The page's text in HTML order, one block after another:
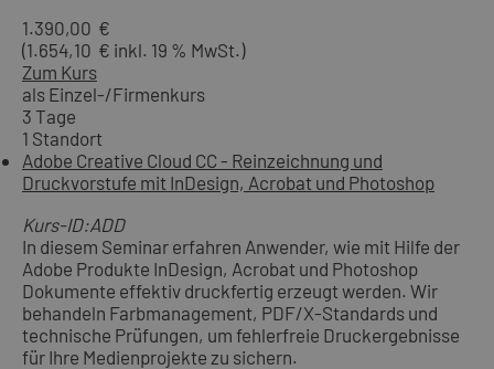
1.390,00 €
(1.654,10 € inkl. 19 % MwSt.)
Zum Kurs
als Einzel-/Firmenkurs
3 Tage
1 Standort
Adobe Creative Cloud CC - Reinzeichnung und
Druckvorstufe mit InDesign, Acrobat und Photoshop
Kurs-ID:ADD
In diesem Seminar erfahren Anwender, wie mit Hilfe der
Adobe Produkte InDesign, Acrobat und Photoshop
Dokumente effektiv druckfertig erzeugt werden. Wir
behandeln Farbmanagement, PDF/X-Standards und
technische Prüfungen, um fehlerfreie Druckergebnisse
für Ihre Medienprojekte zu sichern.